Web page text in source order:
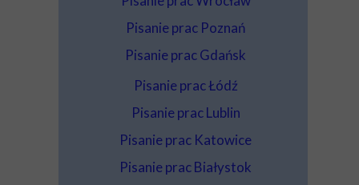
Pisanie prac Poznań
Pisanie prac Gdańsk
Pisanie prac Łódź
Pisanie prac Lublin
Pisanie prac Katowice
Pisanie prac Białystok